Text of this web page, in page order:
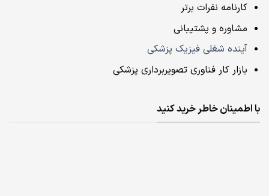
کارنامه نفرات برتر
مشاوره و پشتیبانی
آینده شغلی فیزیک پزشکی
بازار کار فناوری تصویربرداری پزشکی
با اطمینان خاطر خرید کنید